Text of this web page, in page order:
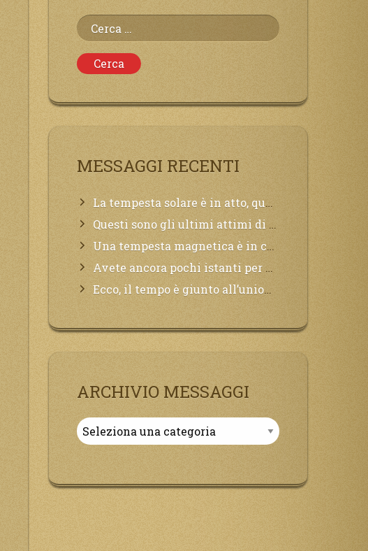
Ricerca
per:
MESSAGGI RECENTI
La tempesta solare è in atto, questa generazione soffrirà molto, la Terra arderà, l’acqua sarà contaminata, il cibo non sarà più nelle vostre mense.
Questi sono gli ultimi attimi di vita, chi si vuole salvare Mi chiami in suo aiuto.
Una tempesta magnetica è in corso, questa generazione patirà. Il black out non tarderà ad arrivare e tutta la Terra sarà oscurata.
Avete ancora pochi istanti per convertirvi, non perdete tempo, la sciagura arriverà all’improvviso e per chi non si sarà preparato saranno dolori.
Ecco, il tempo è giunto all’unione del Padre con il figlio, non avete che da attendere pochissimo.
ARCHIVIO MESSAGGI
Archivio
Messaggi